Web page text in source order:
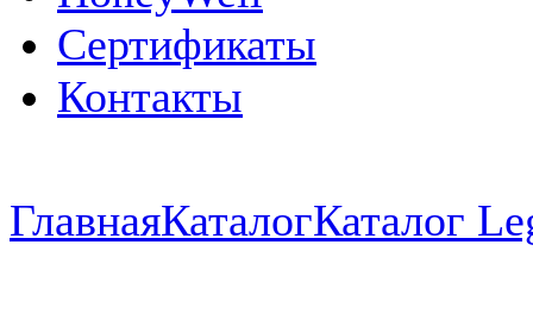
Сертификаты
Контакты
ГлавнаяКаталогКаталог